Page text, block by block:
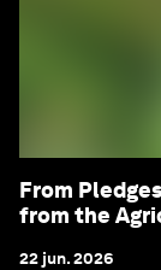
From
from the
22 jun. 2026